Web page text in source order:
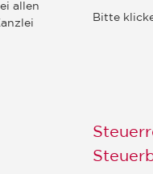
allen
Bitte